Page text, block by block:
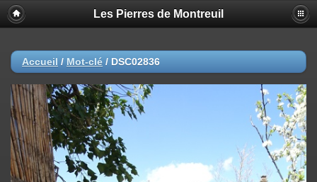
Les Pierres de Montreuil
Accueil / Mot-clé / DSC02836